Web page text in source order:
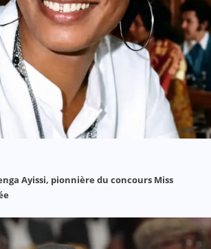
Ayissi, pionnière du concours Miss